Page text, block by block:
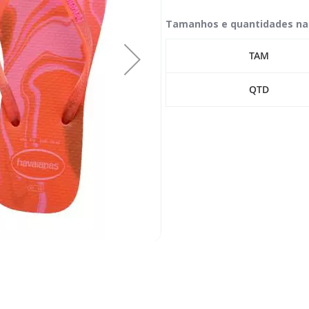
Tamanhos e quantidades
TAM
QTD